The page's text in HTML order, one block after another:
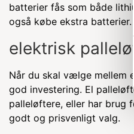
batterier fås som både
også købe ekstra batterier.
elektrisk
Når du skal vælge mellem
god investering. El
palleløftere, eller har brug
godt og prisvenligt valg.